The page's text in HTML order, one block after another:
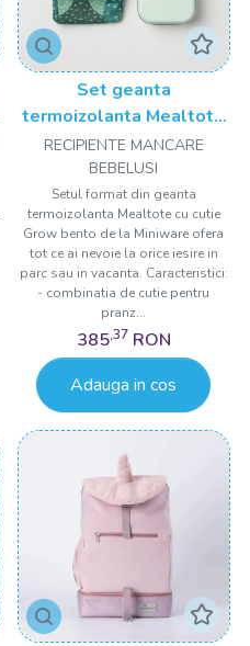
Set geanta
termoizolanta Mealtote
cu cutie Grow bento,
Miniware Ready Go!
Bento, 4 piese, Prickly
Pear
RECIPIENTE MANCARE
BEBELUSI
Setul format din geanta
termoizolanta Mealtote cu cutie
Grow bento de la Miniware ofera
tot ce ai nevoie la orice iesire in
parc sau in vacanta. Caracteristici:
- combinatia de cutie pentru
pranz...
385,37 RON
Adauga in cos